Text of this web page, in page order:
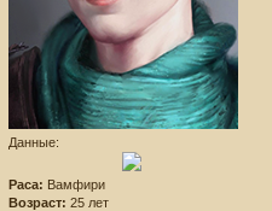
Данные:
Раса: Вамфири
Возраст: 25 лет